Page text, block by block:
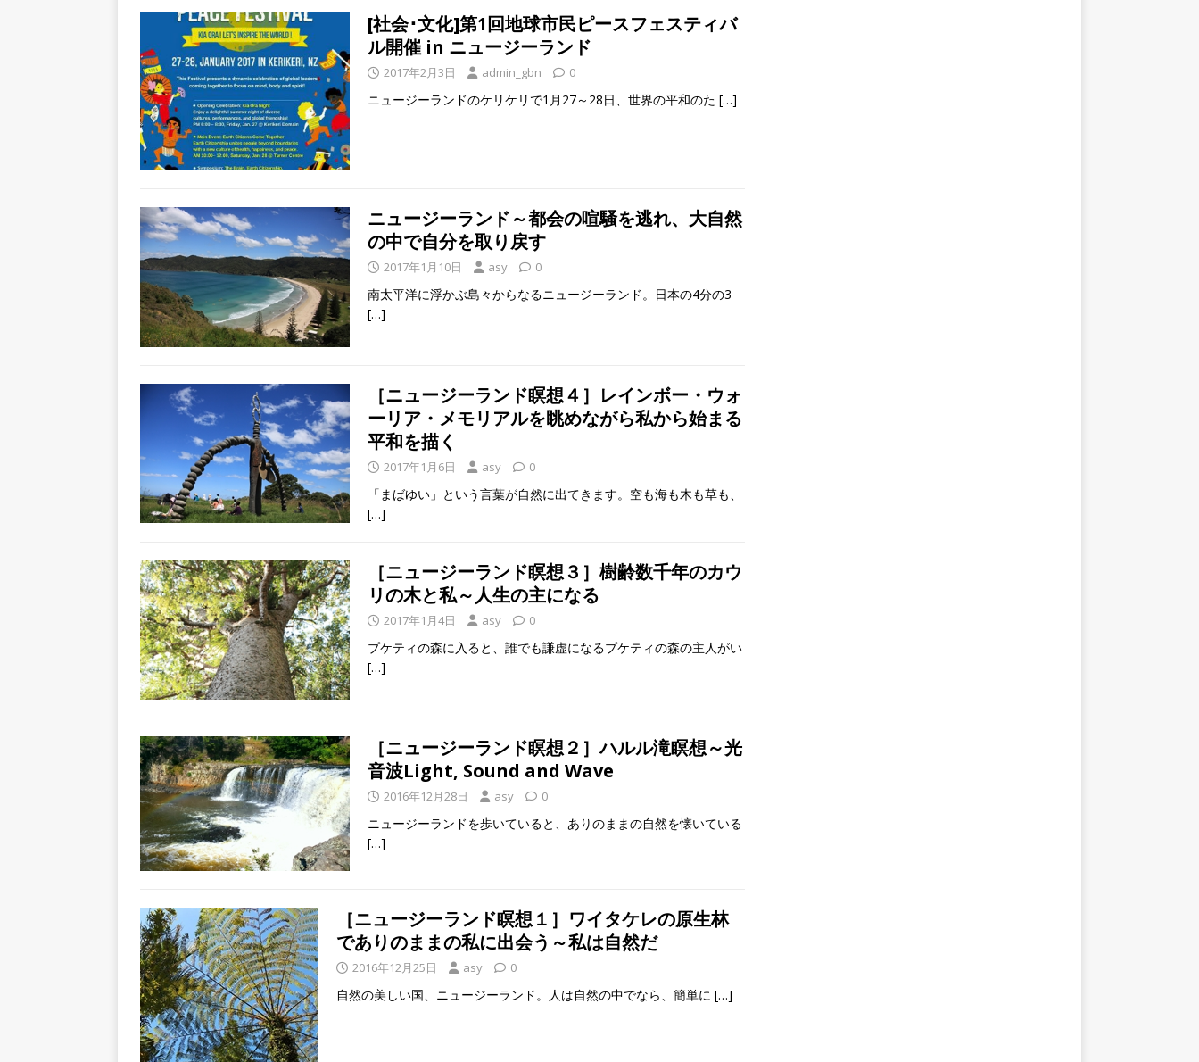
[社会･文化]第1回地球市民ピースフェスティバ
ル開催 in ニュージーランド
2017年2月3日 admin_gbn 0
ニュージーランドのケリケリで1月27～28日、世界の平和のた […]
ニュージーランド～都会の喧騒を逃れ、大自然
の中で自分を取り戻す
2017年1月10日 asy 0
南太平洋に浮かぶ島々からなるニュージーランド。日本の4分の3
[…]
［ニュージーランド瞑想４］レインボー・ウォ
ーリア・メモリアルを眺めながら私から始まる
平和を描く
2017年1月6日 asy 0
「まばゆい」という言葉が自然に出てきます。空も海も木も草も、
[…]
［ニュージーランド瞑想３］樹齢数千年のカウ
リの木と私～人生の主になる
2017年1月4日 asy 0
プケティの森に入ると、誰でも謙虚になるプケティの森の主人がい
[…]
［ニュージーランド瞑想２］ハルル滝瞑想～光
音波Light, Sound and Wave
2016年12月28日 asy 0
ニュージーランドを歩いていると、ありのままの自然を懐いている
[…]
［ニュージーランド瞑想１］ワイタケレの原生林
でありのままの私に出会う～私は自然だ
2016年12月25日 asy 0
自然の美しい国、ニュージーランド。人は自然の中でなら、簡単に […]